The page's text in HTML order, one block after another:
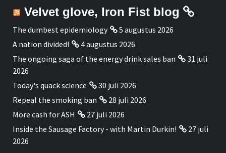
Velvet glove, Iron Fist blog
The dumbest epidemiology
5 augustus 2026
A nation divided!
4 augustus 2026
The ongoing saga of the energy drink sales ban
31 juli
2026
Today's quack science
30 juli 2026
Repeal the smoking ban
28 juli 2026
More cash for ASH
27 juli 2026
Inside the Sausage Factory - with Martin Durkin!
27 juli
2026